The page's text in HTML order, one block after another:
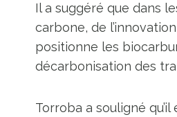
Il a suggéré que dans
carbone, de
positionne les
décarbonisation des
Torroba a souligné